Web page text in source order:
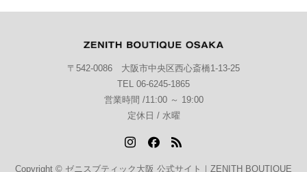
〒542-0086 大阪市中央区西心斎橋1-13-25
TEL 06-6245-1865
営業時間 /11:00 ～ 19:00
定休日 / 水曜
Copyright © ゼニスブティック大阪 公式サイト｜ZENITH BOUTIQUE